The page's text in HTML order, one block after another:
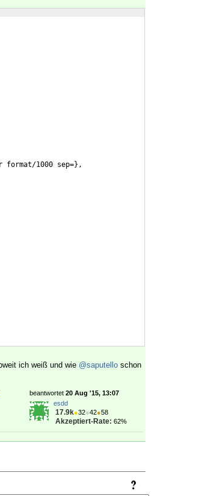
format/1000 sep=} ,
ich weiß und wie @saputello schon
beantwortet 20 Aug '15, 13:07
esdd
17.9k●32●42●58
Akzeptiert-Rate: 62%